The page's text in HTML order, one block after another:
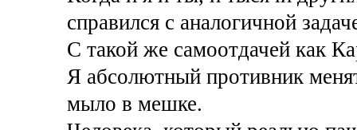
справился с аналогичной
С такой же самоотдачей как
Я абсолютный противник
мыло в мешке.